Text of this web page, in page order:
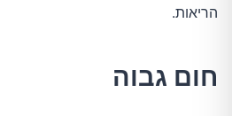
הריאות.
חום גבוה